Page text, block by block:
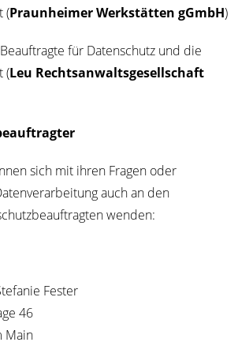
(Praun­hei­mer Werk­stät­ten gGmbH)
Beauf­trag­te für Daten­schutz und die
(Leu Rechts­an­walts­ge­sell­schaft
sich mit ihren Fra­gen oder
auch an den
wenden:
Fes­ter
46
Main